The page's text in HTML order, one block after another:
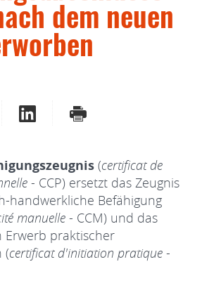
dem neuen
TEILEN
TWITTER TEILEN
AUF LINKEDIN TEILEN
DRUCKEN
(certificat de
- CCP) ersetzt das Zeugnis
handwerkliche Befähigung
manuelle - CCM) und das
Erwerb praktischer
(certificat d'initiation pratique -